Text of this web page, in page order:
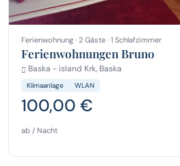
Ferienwohnung · 2 Gäste · 1 Schlafzimmer
Ferienwohnungen Bruno
Baska - island Krk, Baska
Klimaanlage WLAN
100,00 €
ab / Nacht